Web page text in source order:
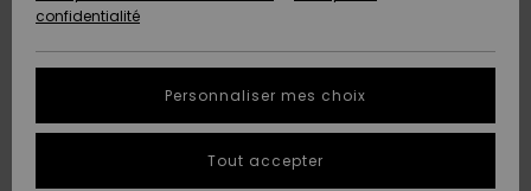
A
Découvrir
A
Découvrir
Communauté
tailles
MAGASINS
QUIKSILVER
confidentialité
Personnaliser mes choix
Tout accepter